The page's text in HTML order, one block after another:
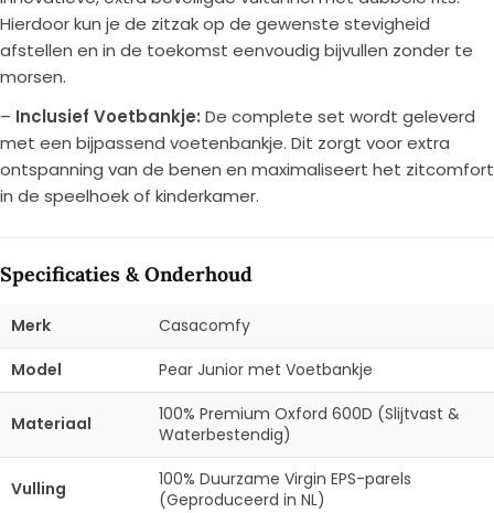
Hierdoor kun je de zitzak op de gewenste stevigheid
afstellen en in de toekomst eenvoudig bijvullen zonder te
morsen.
– Inclusief Voetbankje: De complete set wordt geleverd
met een bijpassend voetenbankje. Dit zorgt voor extra
ontspanning van de benen en maximaliseert het zitcomfort
in de speelhoek of kinderkamer.
Specificaties & Onderhoud
Merk
Casacomfy
Model
Pear Junior met Voetbankje
Materiaal
100% Premium Oxford 600D (Slijtvast &
Waterbestendig)
Vulling
100% Duurzame Virgin EPS-parels
(Geproduceerd in NL)